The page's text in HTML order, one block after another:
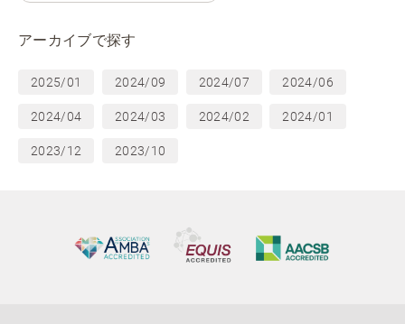
アーカイブで探す
2025/01 2024/09 2024/07 2024/06
2024/04 2024/03 2024/02 2024/01
2023/12 2023/10